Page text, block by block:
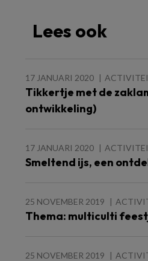
Lees ook
17 JANUARI 2020
Tikkertje met de
ontwikkeling)
17 JANUARI 2020
Smeltend ijs, een
25 NOVEMBER 2019
Thema: multiculti
25 NOVEMBER 2019